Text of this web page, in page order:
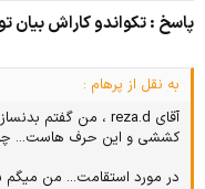
پاسخ : تکواندو کاراش بیان
به نقل از پرهام :
کششی و این حرف هاست... چه
در مورد استقامت... من میگم